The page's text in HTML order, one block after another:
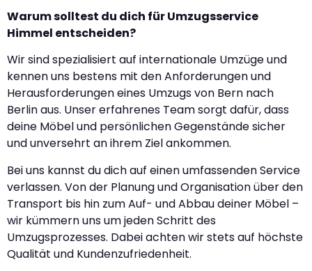
Warum solltest du dich für Umzugsservice
Himmel entscheiden?
Wir sind spezialisiert auf internationale Umzüge und
kennen uns bestens mit den Anforderungen und
Herausforderungen eines Umzugs von Bern nach
Berlin aus. Unser erfahrenes Team sorgt dafür, dass
deine Möbel und persönlichen Gegenstände sicher
und unversehrt an ihrem Ziel ankommen.
Bei uns kannst du dich auf einen umfassenden Service
verlassen. Von der Planung und Organisation über den
Transport bis hin zum Auf- und Abbau deiner Möbel –
wir kümmern uns um jeden Schritt des
Umzugsprozesses. Dabei achten wir stets auf höchste
Qualität und Kundenzufriedenheit.